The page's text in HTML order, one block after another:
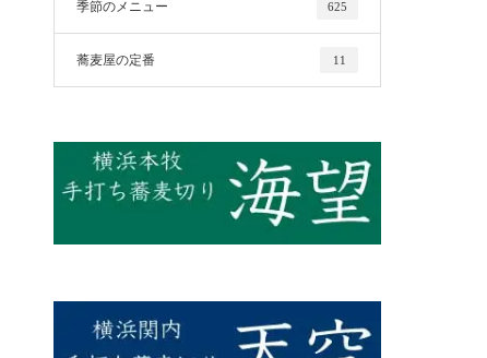
季節のメニュー 625
蕎麦屋の定番 11